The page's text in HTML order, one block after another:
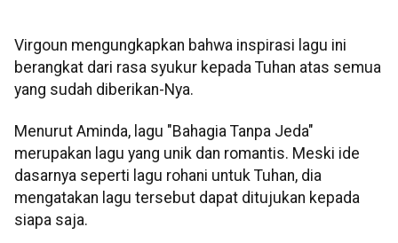
Virgoun mengungkapkan bahwa inspirasi lagu ini
berangkat dari rasa syukur kepada Tuhan atas semua
yang sudah diberikan-Nya.
Menurut Aminda, lagu "Bahagia Tanpa Jeda"
merupakan lagu yang unik dan romantis. Meski ide
dasarnya seperti lagu rohani untuk Tuhan, dia
mengatakan lagu tersebut dapat ditujukan kepada
siapa saja.